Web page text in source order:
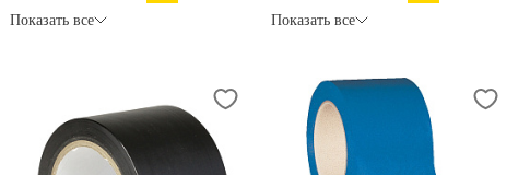
Показать все Показать все